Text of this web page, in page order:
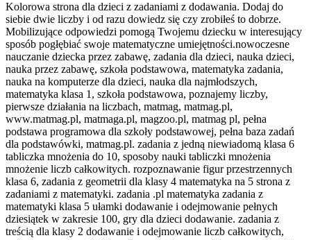
Kolorowa strona dla dzieci z zadaniami z dodawania. Dodaj do
siebie dwie liczby i od razu dowiedz się czy zrobiłeś to dobrze.
Mobilizujące odpowiedzi pomogą Twojemu dziecku w interesujący
sposób pogłębiać swoje matematyczne umiejętności.nowoczesne
nauczanie dziecka przez zabawę, zadania dla dzieci, nauka dzieci,
nauka przez zabawę, szkoła podstawowa, matematyka zadania,
nauka na komputerze dla dzieci, nauka dla najmłodszych,
matematyka klasa 1, szkoła podstawowa, poznajemy liczby,
pierwsze działania na liczbach, matmag, matmag.pl,
www.matmag.pl, matmaga.pl, magzoo.pl, matmag pl, pełna
podstawa programowa dla szkoły podstawowej, pełna baza zadań
dla podstawówki, matmag.pl. zadania z jedną niewiadomą klasa 6
tabliczka mnożenia do 10, sposoby nauki tabliczki mnożenia
mnożenie liczb całkowitych. rozpoznawanie figur przestrzennych
klasa 6, zadania z geometrii dla klasy 4 matematyka na 5 strona z
zadaniami z matematyki. zadania .pl matematyka zadania z
matematyki klasa 5 ułamki dodawanie i odejmowanie pełnych
dziesiątek w zakresie 100, gry dla dzieci dodawanie. zadania z
treścią dla klasy 2 dodawanie i odejmowanie liczb całkowitych,